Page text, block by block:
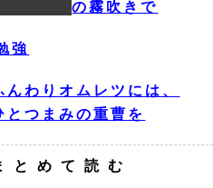
の霧吹きで
強
んわりオムレツには、
とつまみの重曹を
とめて読む